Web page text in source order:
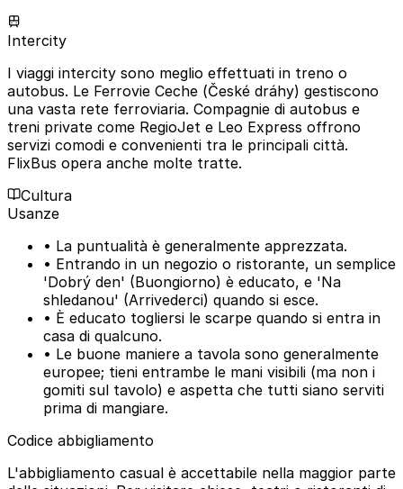
Intercity
I viaggi intercity sono meglio effettuati in treno o
autobus. Le Ferrovie Ceche (České dráhy) gestiscono
una vasta rete ferroviaria. Compagnie di autobus e
treni private come RegioJet e Leo Express offrono
servizi comodi e convenienti tra le principali città.
FlixBus opera anche molte tratte.
Cultura
Usanze
• La puntualità è generalmente apprezzata.
• Entrando in un negozio o ristorante, un semplice
'Dobrý den' (Buongiorno) è educato, e 'Na
shledanou' (Arrivederci) quando si esce.
• È educato togliersi le scarpe quando si entra in
casa di qualcuno.
• Le buone maniere a tavola sono generalmente
europee; tieni entrambe le mani visibili (ma non i
gomiti sul tavolo) e aspetta che tutti siano serviti
prima di mangiare.
Codice abbigliamento
L'abbigliamento casual è accettabile nella maggior parte